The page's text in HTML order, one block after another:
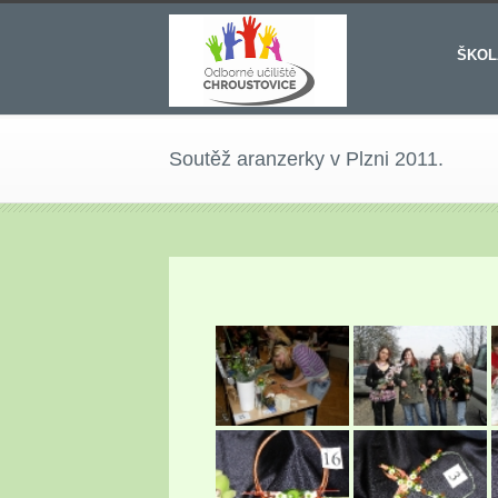
Soutěž aranzerky v Plzni 2011.